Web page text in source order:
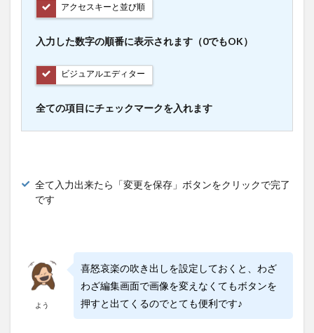
アクセスキーと並び順
入力した数字の順番に表示されます（0でもOK）
ビジュアルエディター
全ての項目にチェックマークを入れます
全て入力出来たら「変更を保存」ボタンをクリックで完了
です
よう
喜怒哀楽の吹き出しを設定しておくと、わざ
わざ編集画面で画像を変えなくてもボタンを
押すと出てくるのでとても便利です♪